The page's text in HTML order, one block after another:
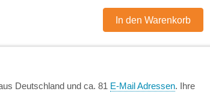
Deutschland und ca. 81 E-Mail Adressen. Ihre